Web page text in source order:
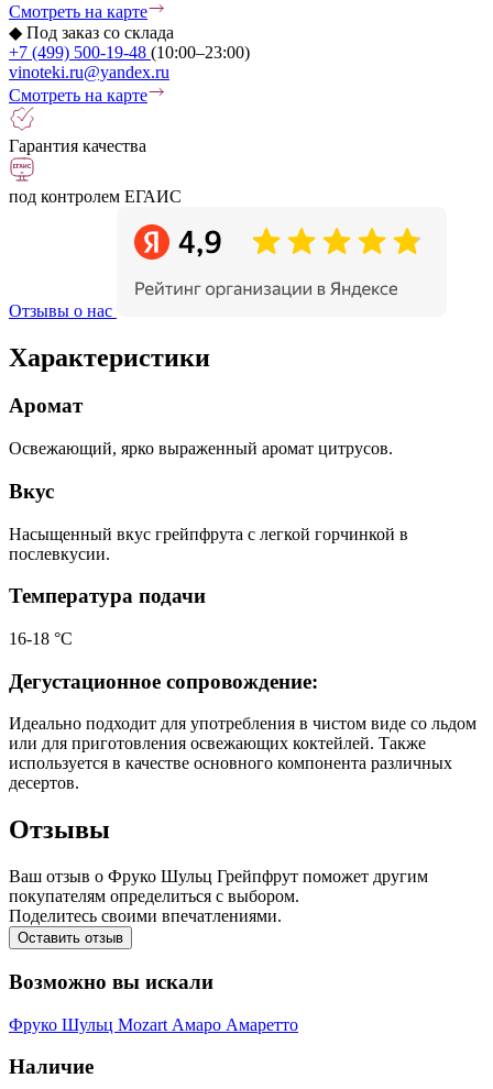
Смотреть на карте
◆ Под заказ со склада
+7 (499) 500-19-48 (10:00–23:00)
vinoteki.ru@yandex.ru
Смотреть на карте
Гарантия качества
под контролем ЕГАИС
Отзывы о нас
Характеристики
Аромат
Освежающий, ярко выраженный аромат цитрусов.
Вкус
Насыщенный вкус грейпфрута с легкой горчинкой в
послевкусии.
Температура подачи
16-18 °С
Дегустационное сопровождение:
Идеально подходит для употребления в чистом виде со льдом
или для приготовления освежающих коктейлей. Также
используется в качестве основного компонента различных
десертов.
Отзывы
Ваш отзыв о Фруко Шульц Грейпфрут поможет другим
покупателям определиться с выбором.
Поделитесь своими впечатлениями.
Оставить отзыв
Возможно вы искали
Фруко Шульц Mozart Амаро Амаретто
Наличие